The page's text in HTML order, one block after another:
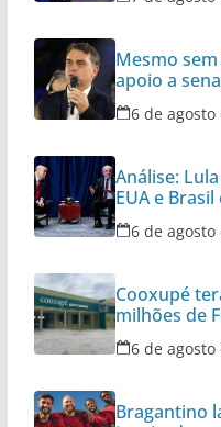
Mesmo
apoio a
6 de agosto
Análise:
EUA e
6 de agosto
Cooxupé
milhões de
6 de agosto
Bragantino